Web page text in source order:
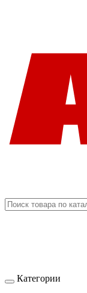
Категории